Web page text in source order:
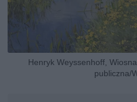
Henryk Weyssenhoff,
publiczna/